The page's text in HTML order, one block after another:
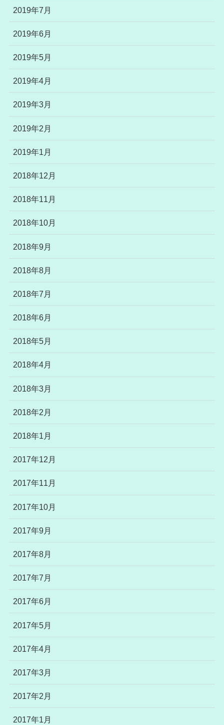
2019年7月
2019年6月
2019年5月
2019年4月
2019年3月
2019年2月
2019年1月
2018年12月
2018年11月
2018年10月
2018年9月
2018年8月
2018年7月
2018年6月
2018年5月
2018年4月
2018年3月
2018年2月
2018年1月
2017年12月
2017年11月
2017年10月
2017年9月
2017年8月
2017年7月
2017年6月
2017年5月
2017年4月
2017年3月
2017年2月
2017年1月